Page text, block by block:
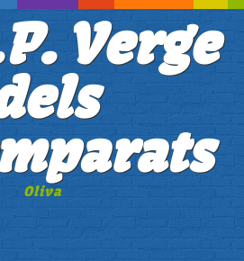
Verge
Oliva